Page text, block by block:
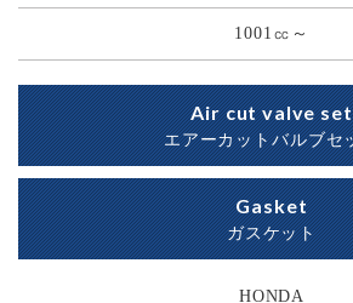
1001㏄～
Air cut valve set
エアーカットバルブセ
Gasket
ガスケット
HONDA